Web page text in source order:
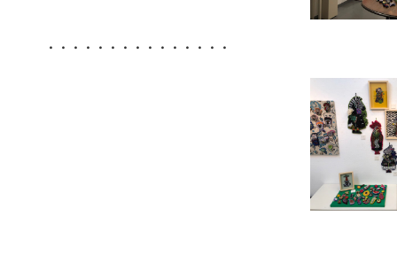
・・・・・・・・・・・・・・・